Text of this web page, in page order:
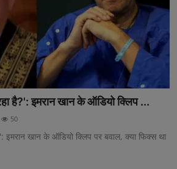
है?': इमरान खान के ऑडियो क्लिप ...
50
इमरान खान के ऑडियो क्लिप पर बवाल, क्या फिक्स था